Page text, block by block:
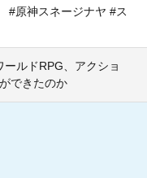
#原神スネージナヤ #ス
ールドRPG、アクショ
できたのか